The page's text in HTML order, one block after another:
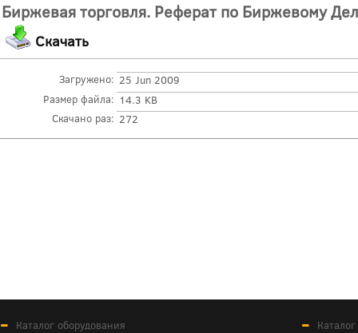
Биржевая торговля. Реферат по Биржевому
Скачать
Загружено: 25 Jun 2009
Размер файла: 14.3 KB
Скачано раз: 272
Каталог оборудования